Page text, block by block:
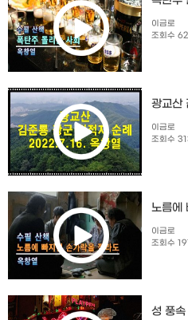
이금로
조회수 62
광교산
이금로
조회수
노름에
이금로
조회수
성 풍